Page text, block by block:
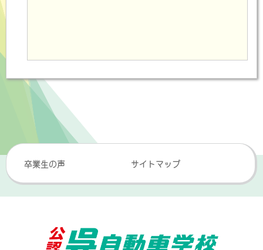
卒業生の声 サイトマップ